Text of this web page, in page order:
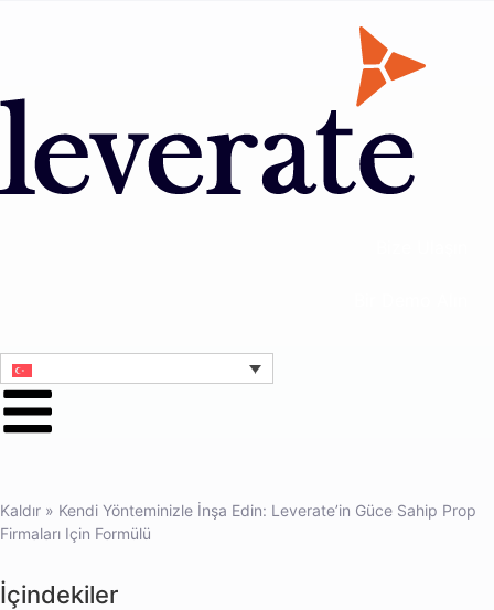
Kaldır » Kendi Yönteminizle İnşa Edin: Leverate’in Güce Sahip Prop
Firmaları Için Formülü
İçindekiler